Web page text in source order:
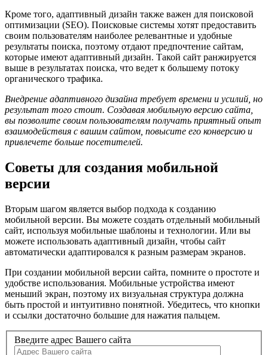
Кроме того, адаптивный дизайн также важен для поисковой
оптимизации (SEO). Поисковые системы хотят предоставить
своим пользователям наиболее релевантные и удобные
результаты поиска, поэтому отдают предпочтение сайтам,
которые имеют адаптивный дизайн. Такой сайт ранжируется
выше в результатах поиска, что ведет к большему потоку
органического трафика.
Внедрение адаптивного дизайна требует времени и усилий, но
результат того стоит. Создавая мобильную версию сайта,
вы позволите своим пользователям получать приятный опыт
взаимодействия с вашим сайтом, повысите его конверсию и
привлечете больше посетителей.
Советы для создания мобильной
версии
Вторым шагом является выбор подхода к созданию
мобильной версии. Вы можете создать отдельный мобильный
сайт, используя мобильные шаблоны и технологии. Или вы
можете использовать адаптивный дизайн, чтобы сайт
автоматически адаптировался к разным размерам экранов.
При создании мобильной версии сайта, помните о простоте и
удобстве использования. Мобильные устройства имеют
меньший экран, поэтому их визуальная структура должна
быть простой и интуитивно понятной. Убедитесь, что кнопки
и ссылки достаточно большие для нажатия пальцем.
Введите адрес Вашего сайта